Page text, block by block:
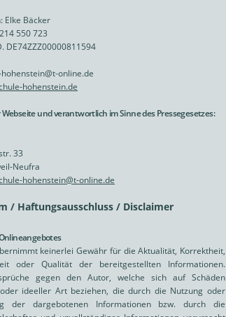
Elke Bäcker
550 723
DE74ZZZ00000811594
online.de
hohenstein.de
und verantwortlich im Sinne des Pressegesetzes:
33
Neufra
hohenstein@t-online.de
/ Haftungsausschluss / Disclaimer
keinerlei Gewähr für die Aktualität, Korrektheit,
oder Qualität der bereitgestellten Informationen.
gegen den Autor, welche sich auf Schäden
ideeller Art beziehen, die durch die Nutzung oder
der dargebotenen Informationen bzw. durch die